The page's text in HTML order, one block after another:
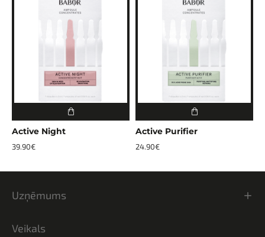
Active Night
39.90€
Active Purifier
24.90€
Uzņēmums
Veikals